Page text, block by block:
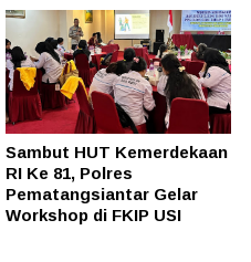
Sambut HUT Kemerdekaan
RI Ke 81, Polres
Pematangsiantar Gelar
Workshop di FKIP USI